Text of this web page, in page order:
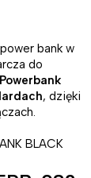
bank w
do
Powerbank
, dzięki